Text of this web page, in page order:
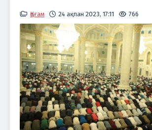
Қоғам 24 ақпан 2023, 17:11 766